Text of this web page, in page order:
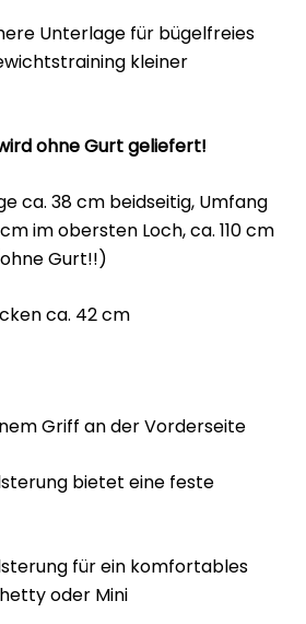
Unterlage für bügelfreies
kleiner
ohne Gurt geliefert!
ca. 38 cm beidseitig, Umfang
im obersten Loch, ca. 110 cm
Gurt!!)
ca. 42 cm
Griff an der Vorderseite
bietet eine feste
für ein komfortables
oder Mini